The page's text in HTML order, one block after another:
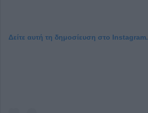
Δείτε αυτή τη δημοσίευση στο Instagram.